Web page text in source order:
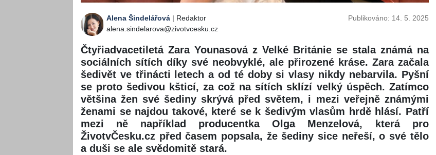
Alena Šindelářová | Redaktor
alena.sindelarova@zivotvcesku.cz
Publikováno: 14. 5. 2025
Čtyřiadvacetiletá Zara Younasová z Velké Británie se stala známá na
sociálních sítích díky své neobvyklé, ale přirozené kráse. Zara začala
šedivět ve třinácti letech a od té doby si vlasy nikdy nebarvila. Pyšní
se proto šedivou kšticí, za což na sítích sklízí velký úspěch. Zatímco
většina žen své šediny skrývá před světem, i mezi veřejně známými
ženami se najdou takové, které se k šedivým vlasům hrdě hlásí. Patří
mezi ně například producentka Olga Menzelová, která pro
ŽivotvČesku.cz před časem popsala, že šediny sice neřeší, o své tělo
a duši se ale svědomitě stará.